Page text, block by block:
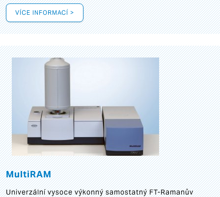
VÍCE INFORMACÍ >
MultiRAM
Univerzální vysoce výkonný samostatný FT-Ramanův